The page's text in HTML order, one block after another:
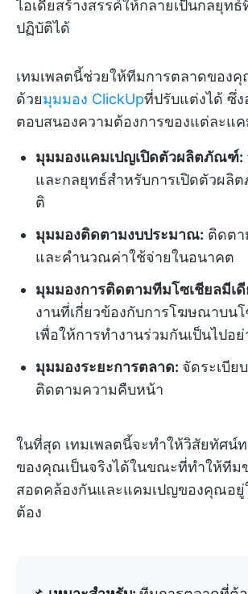
ไอเดียสร้างสรรค์ให้กลายเป็นกลยุท
ปฏิบัติได้
เทมเพลตนี้ช่วยให้ทีมการตลาดของ
ด้วยมุมมอง ClickUpที่ปรับแต่งได้ ซึ่
ตอบสนองความต้องการของแต่ละแ
มุมมองแคมเปญเปิดตัวผลิตภัณฑ์:
และกลยุทธ์สำหรับการเปิดตัวผลิ
ติ
มุมมองติดตามงบประมาณ: ติดตา
และคำนวณค่าใช้จ่ายในอนาคต
มุมมองการติดตามทีมโซเชียลมีเดี
งานที่เกี่ยวข้องกับการโฆษณาบนโ
เพื่อให้การทำงานร่วมกันเป็นไปอ
มุมมองระยะการตลาด: จัดระเบีย
ติดตามความคืบหน้า
ในที่สุด เทมเพลตนี้จะทำให้วิสัยทัศน์
ของคุณเป็นจริงได้ในขณะที่ทำให้ที
สอดคล้องกันและแคมเปญของคุณอยู่
ต้อง